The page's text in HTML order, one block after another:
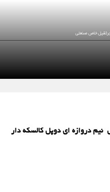
نیم دروازه ای دوپل كالسكه دار